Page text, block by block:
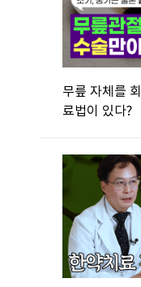
무릎 자체를
료법이 있다?